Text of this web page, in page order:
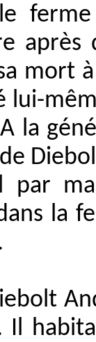
mort
lui-
la
par
la
Il